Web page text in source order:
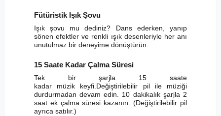
Fütüristik Işık Şovu
Işık şovu mu dediniz? Dans ederken, yanıp
sönen efektler ve renkli ışık desenleriyle her anı
unutulmaz bir deneyime dönüştürün.
15 Saate Kadar Çalma Süresi
Tek bir şarjla 15 saate
kadar müzik keyfi.Değiştirilebilir pil ile müziği
durdurmadan devam edin. 10 dakikalık şarjla 2
saat ek çalma süresi kazanın. (Değiştirilebilir pil
ayrıca satılır.)